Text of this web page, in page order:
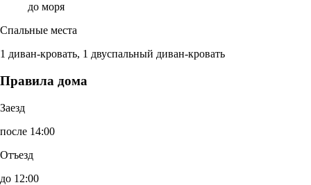
до моря
Спальные места
1 диван-кровать, 1 двуспальный диван-кровать
Правила дома
Заезд
после 14:00
Отъезд
до 12:00